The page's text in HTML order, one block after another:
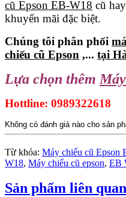
cũ Epson EB-W18 cũ
khuyến mãi đặc biệt.
Chúng tôi phân phối
chiếu cũ Epson ,... tại
Lựa chọn thêm
Hottline: 0989322618
Không có đánh giá nào cho sản
Từ khóa: Máy chiếu cũ Epson
W18, Máy chiếu cũ epson, EB
Sản phẩm liên quan